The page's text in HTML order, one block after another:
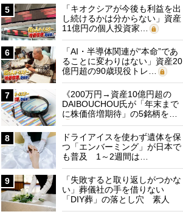
5
「キオクシアが今後も利益を出
し続けるかは分からない」資産
11億円の個人投資家…
6
「AI・半導体関連が“本命”であ
ることに変わりはない」資産20
億円超の90歳現役トレ…
7
《200万円→資産10億円超の
DAIBOUCHOU氏が「年末まで
に株価倍増期待」の5銘柄を…
8
ドライアイスを使わず遺体を保
つ「エンバーミング」が日本で
も普及 1～2週間は…
9
「失敗すると取り返しがつかな
い」葬儀社の手を借りない
「DIY葬」の落とし穴 素人
に…